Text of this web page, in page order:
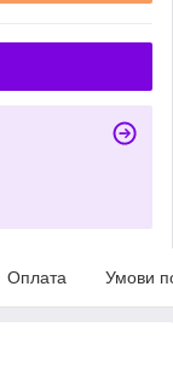
Оплата Умови